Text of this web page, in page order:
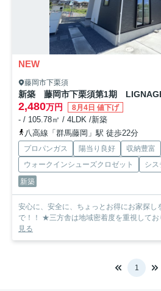
NEW
藤岡市下栗須
新築 藤岡市下栗須第1期
2,480万円 8月4日 値下げ
- / 105.78㎡ / 4LDK /新築
八高線「群馬藤岡」駅 徒歩22分
プロパンガス 陽当り良好 収納豊富
ウォークインシューズクロゼット
シス
新築
安心に、安全に、ちょっとお得にお家探し
で！！ ★三方舎は地域密着度を重視し
見る
1